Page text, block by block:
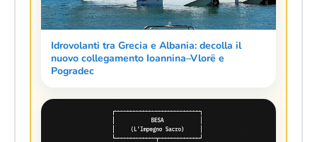
Idrovolanti tra Grecia e Albania: decolla il
nuovo collegamento Ioannina–Vlorë e
Pogradec